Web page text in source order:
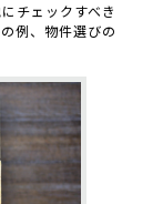
チェックすべき
例、物件選びの